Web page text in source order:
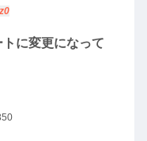
に変更になって